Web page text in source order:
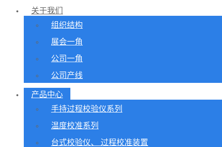
关于我们
组织结构
展会一角
公司一角
公司产线
产品中心
手持过程校验仪系列
温度校准系列
台式校验仪、 过程校准装置